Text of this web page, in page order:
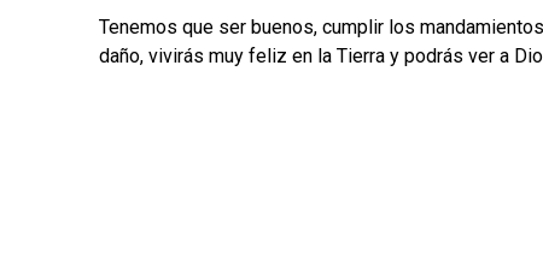
Tenemos que ser buenos, cumplir los
daño, vivirás muy feliz en la Tierra y podrás ver a